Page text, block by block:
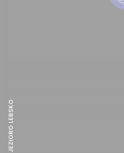
JEZIORO LEBSKO